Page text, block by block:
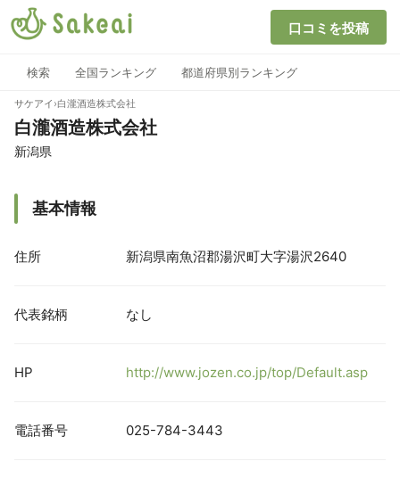
口コミを投稿
検索 全国ランキング 都道府県別ランキング
サケアイ ›白瀧酒造株式会社
白瀧酒造株式会社
新潟県
基本情報
住所 新潟県南魚沼郡湯沢町大字湯沢2640
代表銘柄 なし
HP http://www.jozen.co.jp/top/Default.asp
電話番号 025-784-3443